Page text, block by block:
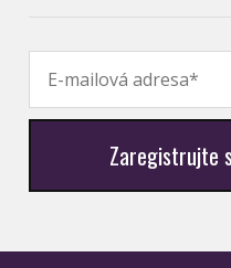
Zaregistrujte